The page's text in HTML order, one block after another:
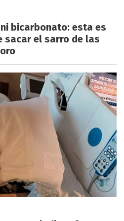
bicarbonato: esta es
sacar el sarro de las